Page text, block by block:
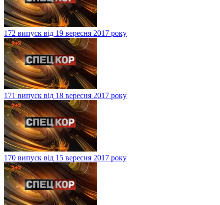
172 випуск від 19 вересня 2017 року
171 випуск від 18 вересня 2017 року
170 випуск від 15 вересня 2017 року